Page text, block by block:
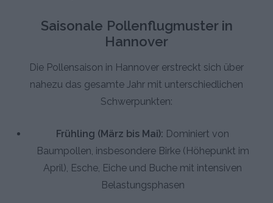
Saisonale Pollenflugmuster in
Hannover
Die Pollensaison in Hannover erstreckt sich über
nahezu das gesamte Jahr mit unterschiedlichen
Schwerpunkten:
Frühling (März bis Mai): Dominiert von
Baumpollen, insbesondere Birke (Höhepunkt im
April), Esche, Eiche und Buche mit intensiven
Belastungsphasen